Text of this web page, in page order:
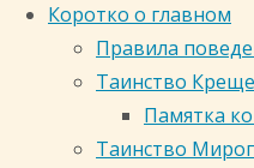
Коротко о главном
Правила
Таинство
Памятка
Таинство